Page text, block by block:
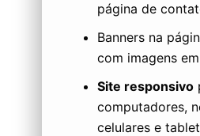
página de
Banners na
com imagens
Site responsivo
computadores,
celulares e